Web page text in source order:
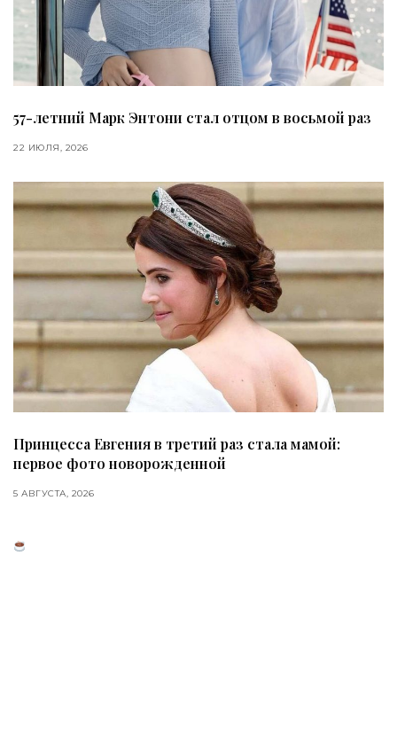
57-летний Марк Энтони стал отцом в восьмой раз
22 ИЮЛЯ, 2026
Принцесса Евгения в третий раз стала мамой:
первое фото новорожденной
5 АВГУСТА, 2026